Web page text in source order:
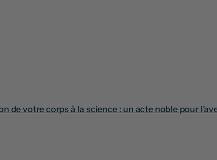
de votre corps à la science : un acte noble pour